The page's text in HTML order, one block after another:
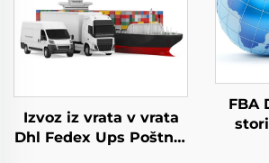
Izvoz iz vrata v vrata
Dhl Fedex Ups Poštnik
FBA